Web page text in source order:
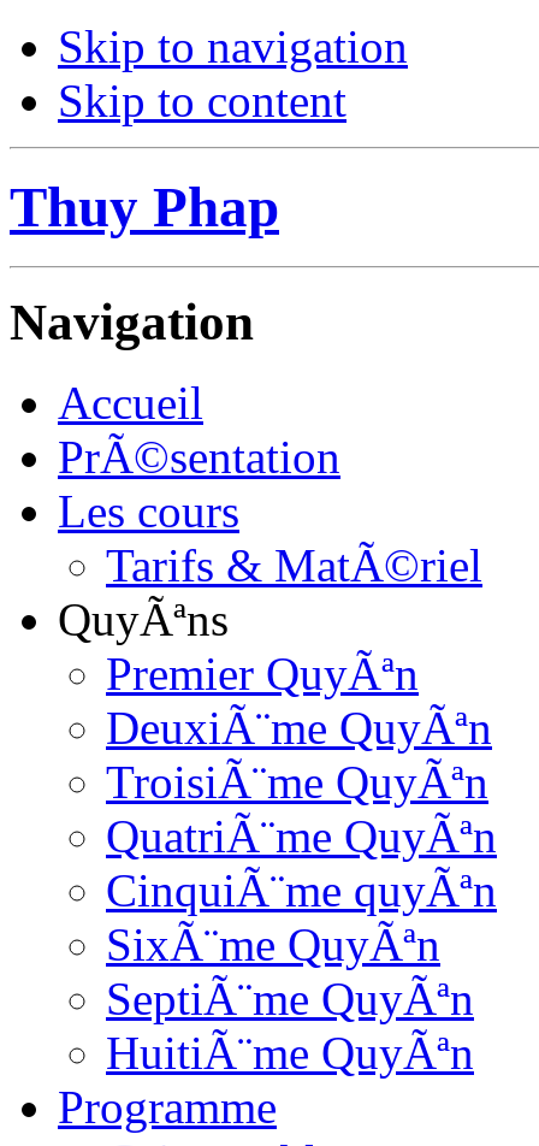
Skip to navigation
Skip to content
Thuy Phap
Navigation
Accueil
PrÃ©sentation
Les cours
Tarifs & MatÃ©riel
QuyÃªns
Premier QuyÃªn
DeuxiÃ¨me QuyÃªn
TroisiÃ¨me QuyÃªn
QuatriÃ¨me QuyÃªn
CinquiÃ¨me quyÃªn
SixÃ¨me QuyÃªn
SeptiÃ¨me QuyÃªn
HuitiÃ¨me QuyÃªn
Programme